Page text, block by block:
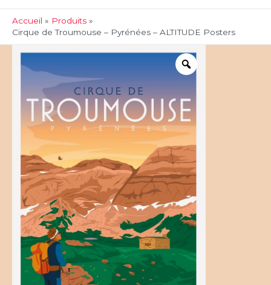
Accueil
Produits
Cirque de Troumouse – Pyrénées – ALTITUDE Posters